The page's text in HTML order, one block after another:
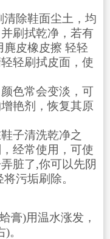
除鞋面尘土，均
刷拭乾净，若有
皮橡皮擦 轻轻
轻刷拭皮面，使
色常会变淡，可
艳剂，恢复其原
子清洗乾净之
经常使用，可使
脏了,你可以先阴
污垢刷除。
膏)用温水涨发，
。